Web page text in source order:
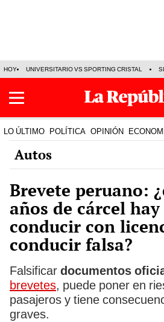
HOY UNIVERSITARIO VS SPORTING CRISTAL
LO ÚLTIMO POLÍTICA OPINIÓN
Autos
Brevete peruano:
años de cárcel
conducir con
conducir falsa?
Falsificar documentos
brevetes, puede poner en
pasajeros y tiene
graves.